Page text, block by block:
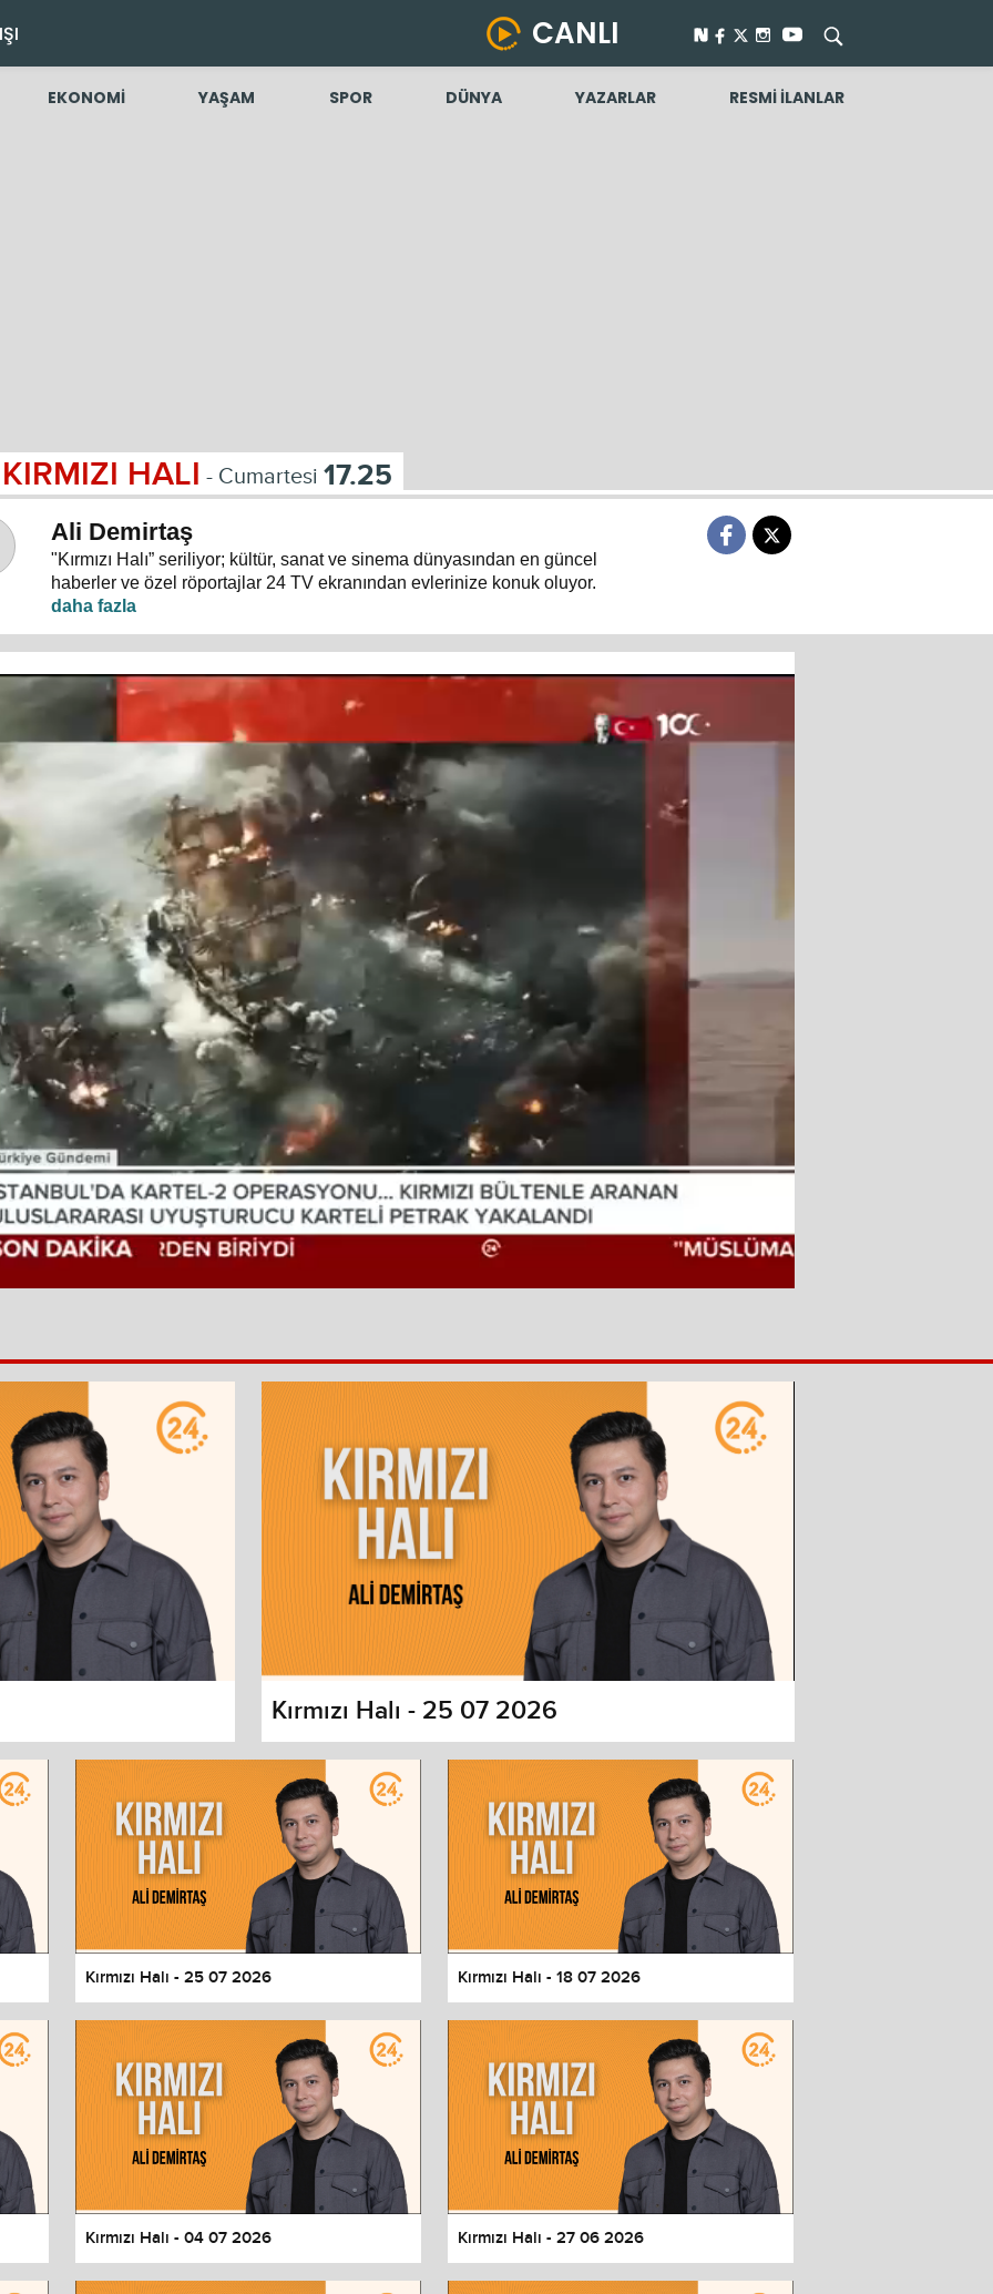
CANLI
EKONOMİ YAŞAM SPOR DÜNYA YAZARLAR RESMİ İLANLAR
KIRMIZI HALI - Cumartesi 17.25
Ali Demirtaş
"Kırmızı Halı” seriliyor; kültür, sanat ve sinema dünyasından en güncel
haberler ve özel röportajlar 24 TV ekranından evlerinize konuk oluyor.
dialog
and close the window.
Done
Kırmızı Halı - 25 07 2026
Kırmızı Halı - 25 07 2026 Kırmızı Halı - 18 07 2026
Kırmızı Halı - 04 07 2026 Kırmızı Halı - 27 06 2026